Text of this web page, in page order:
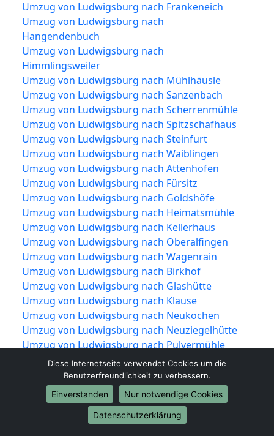
Umzug von Ludwigsburg nach Frankeneich
Umzug von Ludwigsburg nach
Hangendenbuch
Umzug von Ludwigsburg nach
Himmlingsweiler
Umzug von Ludwigsburg nach Mühlhäusle
Umzug von Ludwigsburg nach Sanzenbach
Umzug von Ludwigsburg nach Scherrenmühle
Umzug von Ludwigsburg nach Spitzschafhaus
Umzug von Ludwigsburg nach Steinfurt
Umzug von Ludwigsburg nach Waiblingen
Umzug von Ludwigsburg nach Attenhofen
Umzug von Ludwigsburg nach Fürsitz
Umzug von Ludwigsburg nach Goldshöfe
Umzug von Ludwigsburg nach Heimatsmühle
Umzug von Ludwigsburg nach Kellerhaus
Umzug von Ludwigsburg nach Oberalfingen
Umzug von Ludwigsburg nach Wagenrain
Umzug von Ludwigsburg nach Birkhof
Umzug von Ludwigsburg nach Glashütte
Umzug von Ludwigsburg nach Klause
Umzug von Ludwigsburg nach Neukochen
Umzug von Ludwigsburg nach Neuziegelhütte
Umzug von Ludwigsburg nach Pulvermühle
Umzug von Ludwigsburg nach
Stefansweilermühle
Umzug von Ludwigsburg nach Hahnenberg
Umzug von Ludwigsburg nach Hammerstadt
Umzug von Ludwigsburg nach Hofherrnweiler
Diese Internetseite verwendet Cookies um die
Benutzerfreundlichkeit zu verbessern.
Einverstanden
Nur notwendige Cookies
Datenschutzerklärung